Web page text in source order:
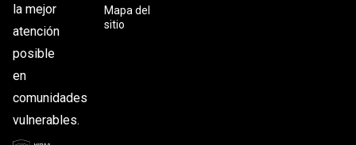
la mejor
atención
posible
en
comunidades
vulnerables.
Mapa del
sitio